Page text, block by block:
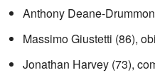
Anthony Deane-
Massimo Giustetti (86),
Jonathan Harvey (73),